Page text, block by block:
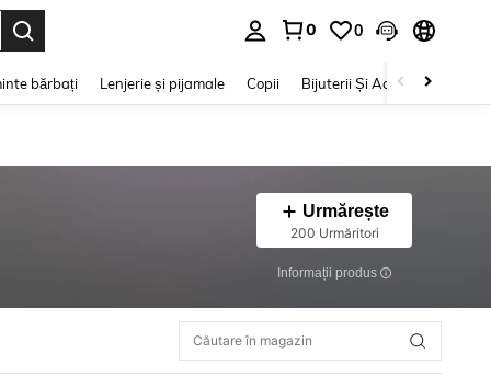
0 0
bărbați Lenjerie și pijamale Copii Bijuterii Și Accesorii
Urmărește
200 Urmăritori
Informații produs